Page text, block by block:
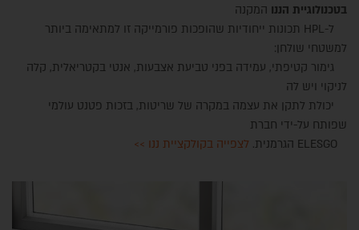
בטכנולוגיית הננו המקנה
ל-HPL תכונות ייחודיות שהופכות פורמייקה זו למתאימה ביותר
למשטחי שולחן:
גימור קטיפתי, עמידה בפני טביעת אצבעות, אנטי בקטריאלית, קלה
לניקוי ויש לה
יכולת לתקן את עצמה במקרה של שריטות, בזכות פטנט עולמי
שפותח על-ידי חברת
לצפייה בקולקציית ננו >>